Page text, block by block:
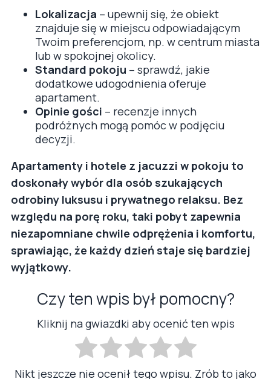
Lokalizacja – upewnij się, że obiekt
znajduje się w miejscu odpowiadającym
Twoim preferencjom, np. w centrum miasta
lub w spokojnej okolicy.
Standard pokoju – sprawdź, jakie
dodatkowe udogodnienia oferuje
apartament.
Opinie gości – recenzje innych
podróżnych mogą pomóc w podjęciu
decyzji.
Apartamenty i hotele z jacuzzi w pokoju to
doskonały wybór dla osób szukających
odrobiny luksusu i prywatnego relaksu. Bez
względu na porę roku, taki pobyt zapewnia
niezapomniane chwile odprężenia i komfortu,
sprawiając, że każdy dzień staje się bardziej
wyjątkowy.
Czy ten wpis był pomocny?
Kliknij na gwiazdki aby ocenić ten wpis
Nikt jeszcze nie ocenił tego wpisu. Zrób to jako